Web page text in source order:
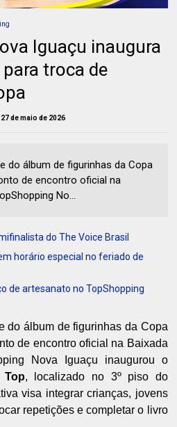
Iguaçu inaugura
troca de
de maio de 2026
do álbum de figurinhas da Copa
de encontro oficial na
No...
do The Voice Brasil
horário especial no feriado de
de artesanato no TopShopping
do álbum de figurinhas da Copa
de encontro oficial na Baixada
Nova Iguaçu inaugurou o
Top, localizado no 3º piso do
visa integrar crianças, jovens
repetições e completar o livro